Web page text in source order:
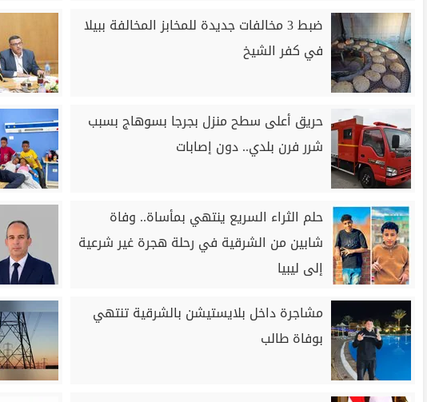
ضبط 3 مخالفات جديدة للمخابز المخالفة ببيلا
في كفر الشيخ
حريق أعلى سطح منزل بجرجا بسوهاج بسبب
شرر فرن بلدي.. دون إصابات
حلم الثراء السريع ينتهي بمأساة.. وفاة
شابين من الشرقية في رحلة هجرة غير شرعية
إلى ليبيا
مشاجرة داخل بلايستيشن بالشرقية تنتهي
بوفاة طالب